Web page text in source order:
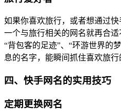
如果你喜欢旅行，或者想通过
一个与旅行相关的网名就再合适
“背包客的足迹”、“环游世界的
息的名字，能瞬间抓住喜欢旅行
四、快手网名的实用技巧
定期更换网名